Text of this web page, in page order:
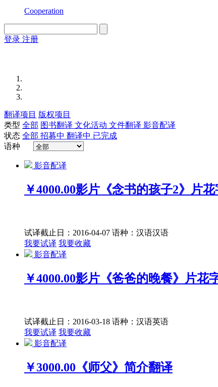
Cooperation
登录 注册
翻译项目 版权项目
类型 全部 图书翻译 文化活动 文件翻译 影音配译
状态 全部 招募中 翻译中 已完成
语种
影音配译
￥4000.00影片《念书的孩子2》片
试译截止日：2016-04-07 语种：汉语汉语
我要试译 我要收藏
影音配译
￥4000.00影片《爸爸的晚餐》片花
试译截止日：2016-03-18 语种：汉语英语
我要试译 我要收藏
影音配译
￥3000.00 《师父》简介翻译